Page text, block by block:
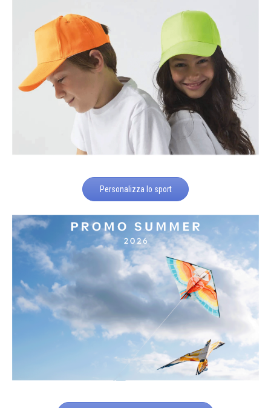
Personalizza lo sport